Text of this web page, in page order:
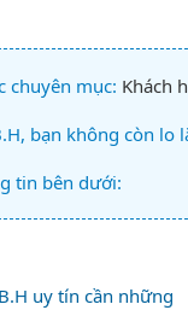
chuyên mục: Khách
bạn không còn
tin bên dưới:
uy tín cần những